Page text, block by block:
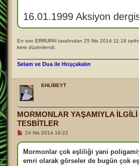
16.01.1999 Aksiyon
En son ERRUFAİ tarafından 25 Nis 2014 11:18
kere düzenlendi.
Selam ve Dua ile Hoşçakalın
EHLİBEYT
MORMONLAR YAŞAMIYLA
TESBİTLER
O
n
a
24 Nis 2014 16:22
Mormonlar çok eşliliği yani
emri olarak görseler de bugün çok